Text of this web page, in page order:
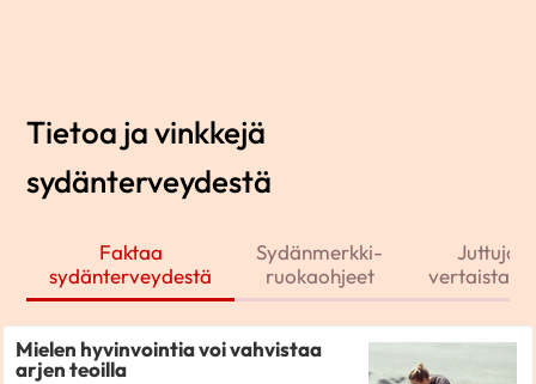
Tietoa ja vinkkejä
sydänterveydestä
Faktaa
sydänterveydestä
Sydänmerkki-
ruokaohjeet
Juttuja
Mielen hyvinvointia voi vahvistaa
arjen teoilla